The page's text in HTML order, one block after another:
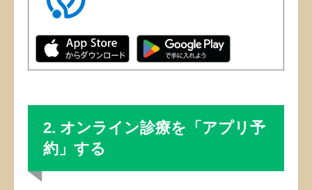
2. オンライン診療を「アプリ予
約」する